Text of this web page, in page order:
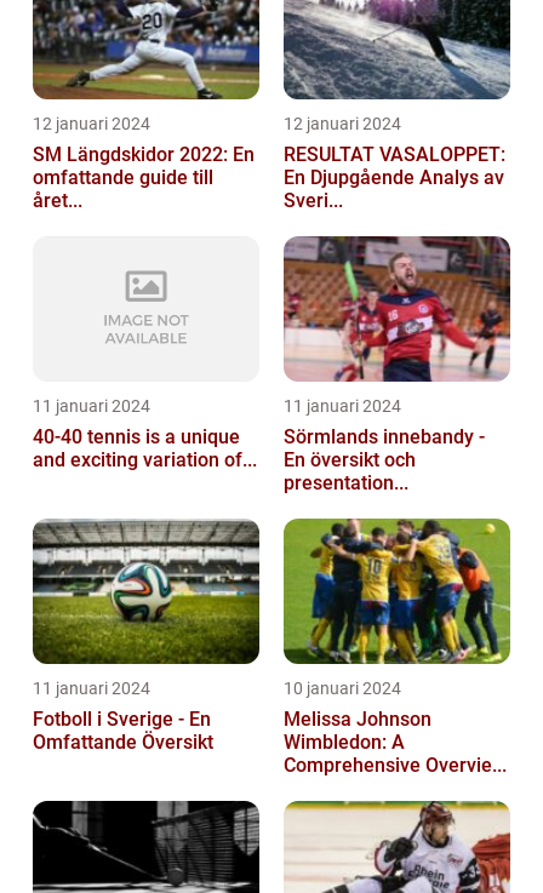
12 januari 2024
SM Längdskidor 2022: En
omfattande guide till
året...
12 januari 2024
RESULTAT VASALOPPET:
En Djupgående Analys av
Sveri...
11 januari 2024
40-40 tennis is a unique
and exciting variation of...
11 januari 2024
Sörmlands innebandy -
En översikt och
presentation...
11 januari 2024
Fotboll i Sverige - En
Omfattande Översikt
10 januari 2024
Melissa Johnson
Wimbledon: A
Comprehensive Overvie...